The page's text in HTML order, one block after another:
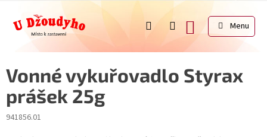
obsah
NÁKUPNÍ
KOŠÍK
Vonné vykuřovadlo Styrax
prášek 25g
941856.01